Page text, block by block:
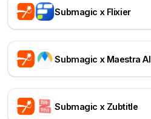
Submagic x Flixier
Submagic x Maestra AI
Submagic x Zubtitle